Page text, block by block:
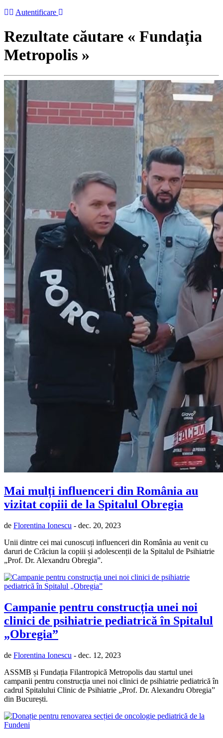
Autentificare
Rezultate căutare « Fundația
Metropolis »
Mai mulți influenceri din România au
vizitat copiii de la Spitalul Obregia
de Florentina Ionescu - dec. 20, 2023
Unii dintre cei mai cunoscuți influenceri din România au venit cu
daruri de Crăciun la copiii și adolescenții de la Spitalul de Psihiatrie
„Prof. Dr. Alexandru Obregia”.
Campanie pentru construcția unei noi
clinici de psihiatrie pediatrică în Spitalul
„Obregia”
de Florentina Ionescu - dec. 12, 2023
ASSMB și Fundația Filantropică Metropolis dau startul unei
campanii pentru construcția unei noi clinici de psihiatrie pediatrică în
cadrul Spitalului Clinic de Psihiatrie „Prof. Dr. Alexandru Obregia”
din București.